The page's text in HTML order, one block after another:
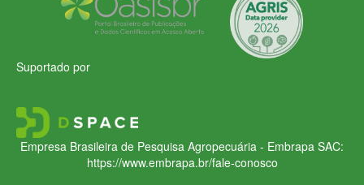
Suportado por
Empresa Brasileira de Pesquisa Agropecuária - Embrapa SAC:
https://www.embrapa.br/fale-conosco